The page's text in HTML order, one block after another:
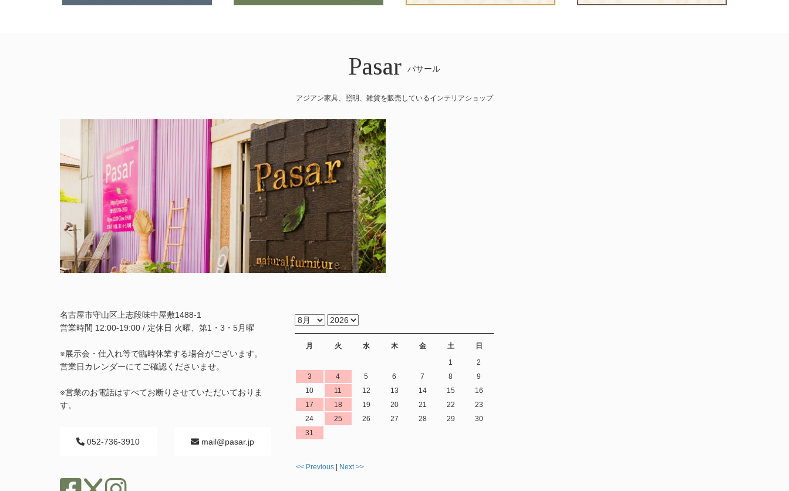
Pasar パサール
アジアン家具、照明、雑貨を販売しているインテリアショップ
名古屋市守山区上志段味中屋敷1488-1
営業時間 12:00-19:00 / 定休日 火曜、第1・3・5月曜
※展示会・仕入れ等で臨時休業する場合がございます。
営業日カレンダーにてご確認くださいませ。
※営業のお電話はすべてお断りさせていただいておりま
す。
052-736-3910 mail@pasar.jp
月 火 水 木 金 土 日
<< Previous| Next >>
1
2
3
4 5 6 7 8
9
10
11 12 13 14 15
16
17
18 19 20 21 22
23
24
25 26 27 28 29
30
31